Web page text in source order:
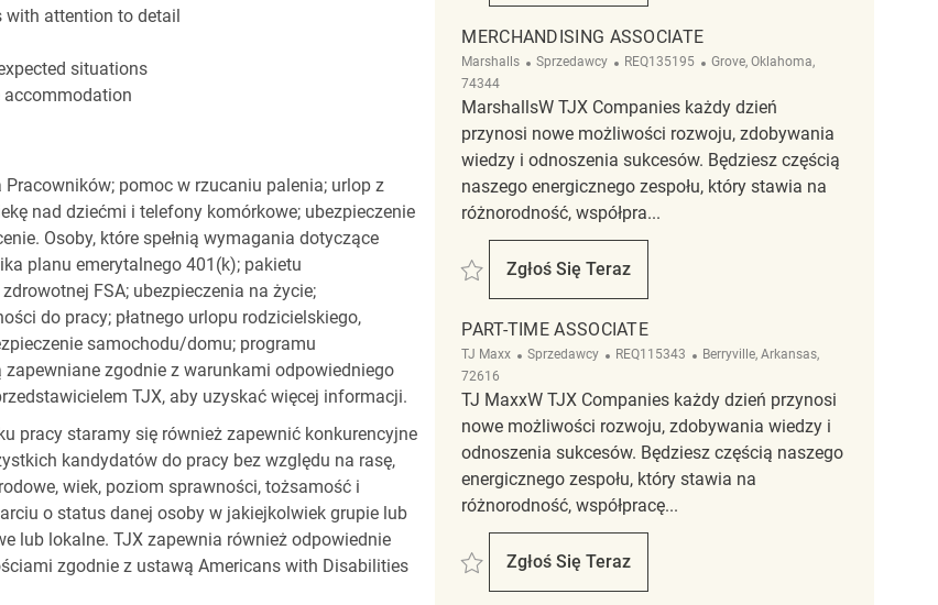
with attention to detail
situations
pomoc w rzucaniu palenia; urlop z
nad dziećmi i telefony komórkowe; ubezpieczenie
Osoby, które spełnią wymagania dotyczące
planu emerytalnego 401(k); pakietu
FSA; ubezpieczenia na życie;
do pracy; płatnego urlopu rodzicielskiego,
samochodu/domu; programu
zgodnie z warunkami odpowiedniego
TJX, aby uzyskać więcej informacji.
pracy staramy się również zapewnić konkurencyjne
kandydatów do pracy bez względu na rasę,
wiek, poziom sprawności, tożsamość i
o status danej osoby w jakiejkolwiek grupie lub
lub lokalne. TJX zapewnia również odpowiednie
zgodnie z ustawą Americans with Disabilities
MERCHANDISING ASSOCIATE
Marshalls Kategoria
Sprzedawcy ReqId
REQ135195 Lokalizacja
Grove, Oklahoma,
74344
MarshallsW TJX Companies każdy dzień
przynosi nowe możliwości rozwoju, zdobywania
wiedzy i odnoszenia sukcesów. Będziesz częścią
naszego energicznego zespołu, który stawia na
różnorodność, współpra...
Zapisać Merchandising Associate REQ135195
Zgłoś Się Teraz
Merchandising Associate
PART-TIME ASSOCIATE
TJ Maxx Kategoria
Sprzedawcy ReqId
REQ115343 Lokalizacja
Berryville, Arkansas,
72616
TJ MaxxW TJX Companies każdy dzień przynosi
nowe możliwości rozwoju, zdobywania wiedzy i
odnoszenia sukcesów. Będziesz częścią naszego
energicznego zespołu, który stawia na
różnorodność, współpracę...
Zapisać Part-Time Associate REQ115343
Zgłoś Się Teraz
Part-Time Associate